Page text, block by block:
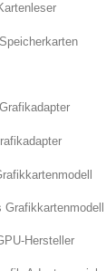
Grafikkartenmodell
Hersteller